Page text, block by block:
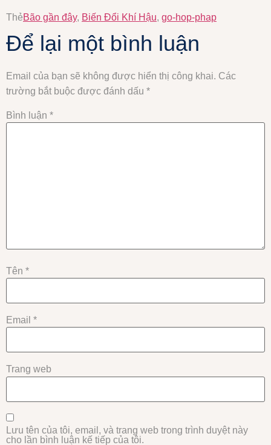
ThẻBão gần đây, Biến Đổi Khí Hậu, go-hop-phap
Để lại một bình luận
Email của bạn sẽ không được hiển thị công khai. Các
trường bắt buộc được đánh dấu *
Bình luận *
Tên *
Email *
Trang web
Lưu tên của tôi, email, và trang web trong trình duyệt này
cho lần bình luận kế tiếp của tôi.